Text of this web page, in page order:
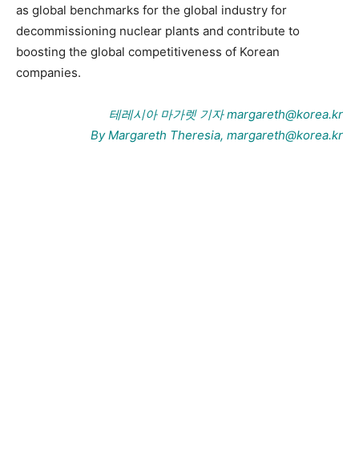
as global benchmarks for the global industry for
decommissioning nuclear plants and contribute to
boosting the global competitiveness of Korean
companies.
테레시아 마가렛 기자 margareth@korea.kr
By Margareth Theresia, margareth@korea.kr